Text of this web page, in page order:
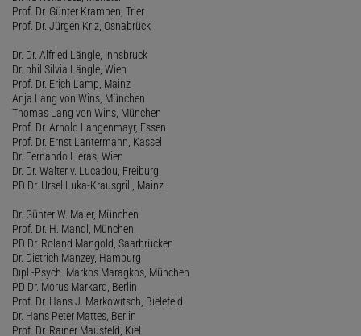
Prof. Dr. Günter Krampen, Trier
Prof. Dr. Jürgen Kriz, Osnabrück
Dr. Dr. Alfried Längle, Innsbruck
Dr. phil Silvia Längle, Wien
Prof. Dr. Erich Lamp, Mainz
Anja Lang von Wins, München
Thomas Lang von Wins, München
Prof. Dr. Arnold Langenmayr, Essen
Prof. Dr. Ernst Lantermann, Kassel
Dr. Fernando Lleras, Wien
Dr. Dr. Walter v. Lucadou, Freiburg
PD Dr. Ursel Luka-Krausgrill, Mainz
Dr. Günter W. Maier, München
Prof. Dr. H. Mandl, München
PD Dr. Roland Mangold, Saarbrücken
Dr. Dietrich Manzey, Hamburg
Dipl.-Psych. Markos Maragkos, München
PD Dr. Morus Markard, Berlin
Prof. Dr. Hans J. Markowitsch, Bielefeld
Dr. Hans Peter Mattes, Berlin
Prof. Dr. Rainer Mausfeld, Kiel